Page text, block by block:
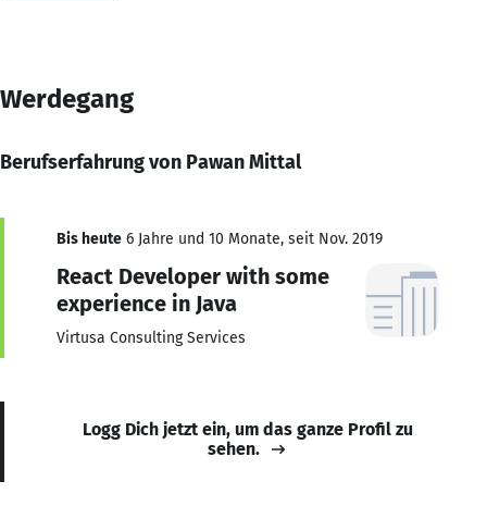
Werdegang
Berufserfahrung von Pawan Mittal
Bis heute 6 Jahre und 10 Monate, seit Nov. 2019
React Developer with some
experience in Java
Virtusa Consulting Services
Logg Dich jetzt ein, um das ganze Profil zu
sehen.